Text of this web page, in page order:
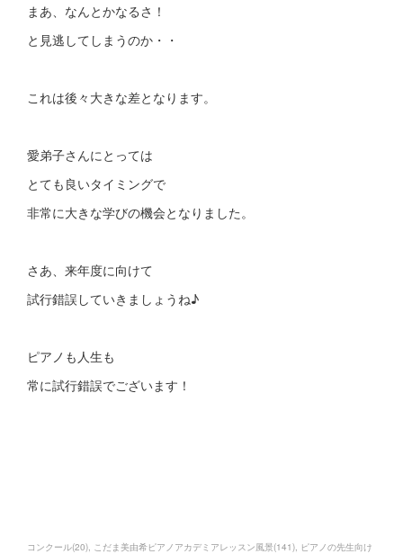
まあ、なんとかなるさ！
と見逃してしまうのか・・
これは後々大きな差となります。
愛弟子さんにとっては
とても良いタイミングで
非常に大きな学びの機会となりました。
さあ、来年度に向けて
試行錯誤していきましょうね♪
ピアノも人生も
常に試行錯誤でございます！
コンクール(20) こだま美由希ピアノアカデミアレッスン風景(141) ピアノの先生向け